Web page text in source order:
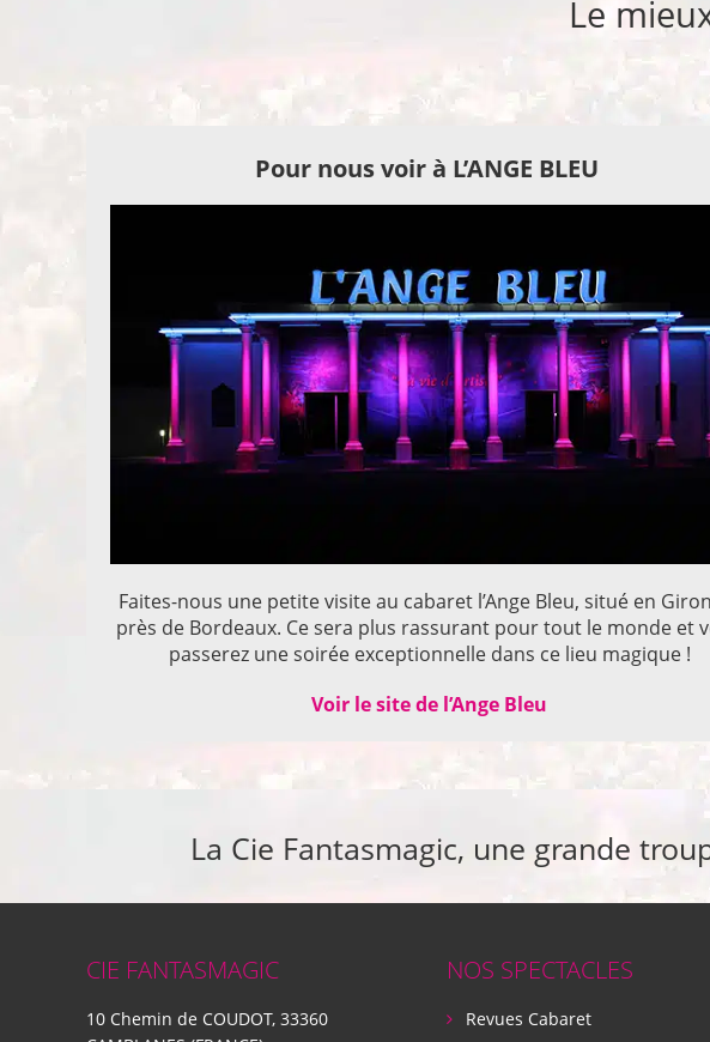
Le
Pour nous voir à L’ANGE BLEU
Faites-nous une petite visite au cabaret l’Ange Bleu, situé en
près de Bordeaux. Ce sera plus rassurant pour tout le monde et
passerez une soirée exceptionnelle dans ce lieu magique !
Voir le site de l’Ange Bleu
La Cie Fantasmagic, une grande
CIE FANTASMAGIC
10 Chemin de COUDOT, 33360
NOS SPECTACLES
Revues Cabaret